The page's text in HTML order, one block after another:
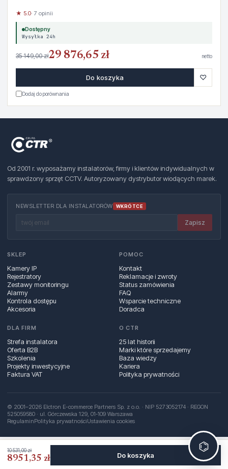
10 531,00 zł
8951,35 zł Do koszyka
★ 5.0· 7 opinii
Dostępny
Wysyłka 24h
35 149,00 zł29 876,65 zł netto
Do koszyka ♡
Dodaj do porównania
Od 2001 r. wyposażamy instalatorów, firmy i klientów indywidualnych w
sprawdzony sprzęt CCTV. Autoryzowany dystrybutor wiodących marek.
NEWSLETTER DLA INSTALATORÓW WKRÓTCE
Zapisz
SKLEP
Kamery IP
Rejestratory
Zestawy monitoringu
Alarmy
Kontrola dostępu
Akcesoria
POMOC
Kontakt
Reklamacje i zwroty
Status zamówienia
FAQ
Wsparcie techniczne
Doradca
DLA FIRM
Strefa instalatora
Oferta B2B
Szkolenia
Projekty inwestycyjne
Faktura VAT
O CTR
25 lat historii
Marki które sprzedajemy
Baza wiedzy
Kariera
Polityka prywatności
© 2001–2026 Elctron E-commerce Partners Sp. z o.o. · NIP 5273052174 · REGON
525059580 · ul. Górczewska 129, 01‑109 Warszawa
RegulaminPolityka prywatnościUstawienia cookies
⌬